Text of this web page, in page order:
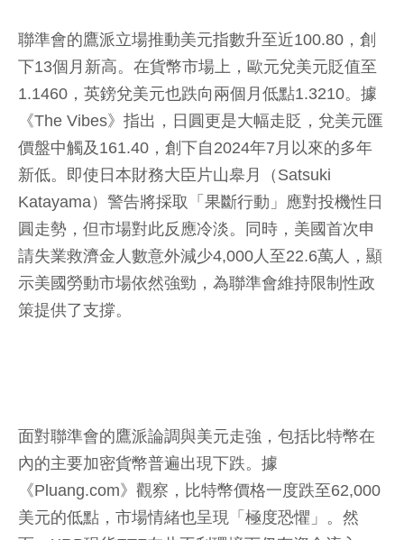
聯準會的鷹派立場推動美元指數升至近100.80，創
下13個月新高。在貨幣市場上，歐元兌美元貶值至
1.1460，英鎊兌美元也跌向兩個月低點1.3210。據
《The Vibes》指出，日圓更是大幅走貶，兌美元匯
價盤中觸及161.40，創下自2024年7月以來的多年
新低。即使日本財務大臣片山皋月（Satsuki
Katayama）警告將採取「果斷行動」應對投機性日
圓走勢，但市場對此反應冷淡。同時，美國首次申
請失業救濟金人數意外減少4,000人至22.6萬人，顯
示美國勞動市場依然強勁，為聯準會維持限制性政
策提供了支撐。
面對聯準會的鷹派論調與美元走強，包括比特幣在
內的主要加密貨幣普遍出現下跌。據
《Pluang.com》觀察，比特幣價格一度跌至62,000
美元的低點，市場情緒也呈現「極度恐懼」。然